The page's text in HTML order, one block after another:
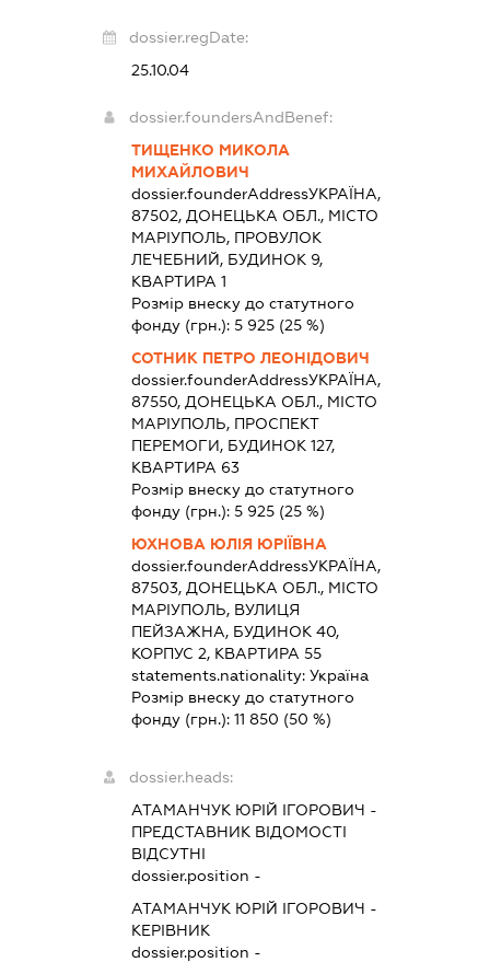
dossier.regDate:
25.10.04
dossier.foundersAndBenef:
ТИЩЕНКО МИКОЛА
МИХАЙЛОВИЧ
dossier.founderAddressУКРАЇНА,
87502, ДОНЕЦЬКА ОБЛ., МІСТО
МАРІУПОЛЬ, ПРОВУЛОК
ЛЕЧЕБНИЙ, БУДИНОК 9,
КВАРТИРА 1
Розмір внеску до статутного
фонду (грн.):5 925 (25 %)
СОТНИК ПЕТРО ЛЕОНІДОВИЧ
dossier.founderAddressУКРАЇНА,
87550, ДОНЕЦЬКА ОБЛ., МІСТО
МАРІУПОЛЬ, ПРОСПЕКТ
ПЕРЕМОГИ, БУДИНОК 127,
КВАРТИРА 63
Розмір внеску до статутного
фонду (грн.):5 925 (25 %)
ЮХНОВА ЮЛІЯ ЮРІЇВНА
dossier.founderAddressУКРАЇНА,
87503, ДОНЕЦЬКА ОБЛ., МІСТО
МАРІУПОЛЬ, ВУЛИЦЯ
ПЕЙЗАЖНА, БУДИНОК 40,
КОРПУС 2, КВАРТИРА 55
statements.nationality:Україна
Розмір внеску до статутного
фонду (грн.):11 850 (50 %)
dossier.heads:
АТАМАНЧУК ЮРІЙ ІГОРОВИЧ -
ПРЕДСТАВНИК ВІДОМОСТІ
ВІДСУТНІ
dossier.position -
АТАМАНЧУК ЮРІЙ ІГОРОВИЧ -
КЕРІВНИК
dossier.position -